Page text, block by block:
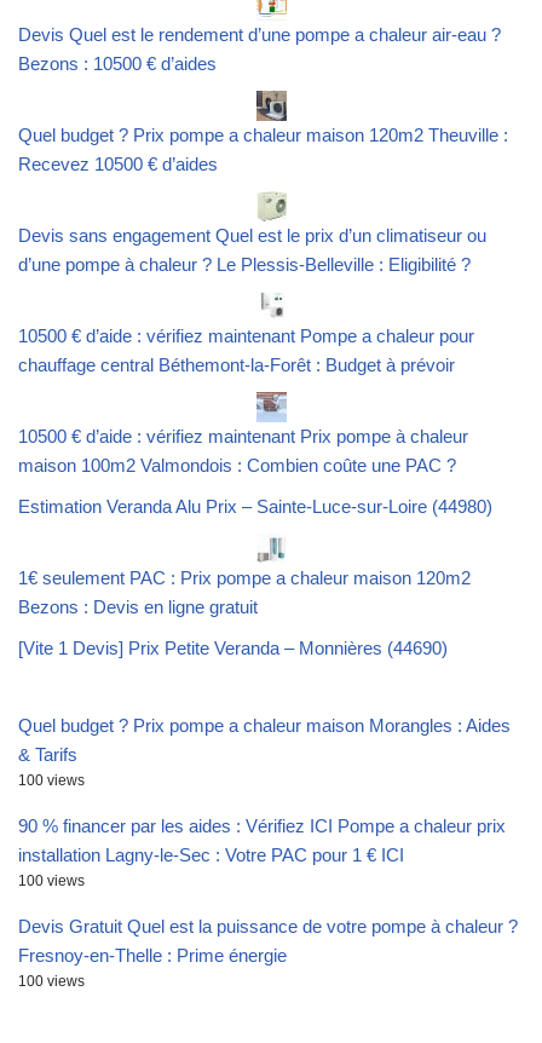
Devis Quel est le rendement d’une pompe a chaleur air-eau ?
Bezons : 10500 € d’aides
Quel budget ? Prix pompe a chaleur maison 120m2 Theuville :
Recevez 10500 € d’aides
Devis sans engagement Quel est le prix d’un climatiseur ou
d’une pompe à chaleur ? Le Plessis-Belleville : Eligibilité ?
10500 € d’aide : vérifiez maintenant Pompe a chaleur pour
chauffage central Béthemont-la-Forêt : Budget à prévoir
10500 € d’aide : vérifiez maintenant Prix pompe à chaleur
maison 100m2 Valmondois : Combien coûte une PAC ?
Estimation Veranda Alu Prix – Sainte-Luce-sur-Loire (44980)
1€ seulement PAC : Prix pompe a chaleur maison 120m2
Bezons : Devis en ligne gratuit
[Vite 1 Devis] Prix Petite Veranda – Monnières (44690)
Quel budget ? Prix pompe a chaleur maison Morangles : Aides
& Tarifs
100 views
90 % financer par les aides : Vérifiez ICI Pompe a chaleur prix
installation Lagny-le-Sec : Votre PAC pour 1 € ICI
100 views
Devis Gratuit Quel est la puissance de votre pompe à chaleur ?
Fresnoy-en-Thelle : Prime énergie
100 views